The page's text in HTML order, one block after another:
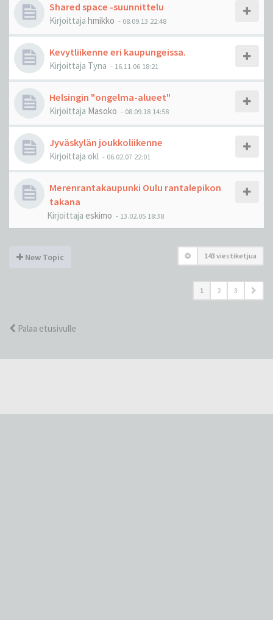
Shared space -suunnittelu
Kirjoittaja hmikko - 08.09.13 22:48
Kevytliikenne eri kaupungeissa.
Kirjoittaja Tyna - 16.11.06 18:21
Helsingin "ongelma-alueet"
Kirjoittaja Masoko - 08.09.18 14:58
Jyväskylän joukkoliikenne
Kirjoittaja okl - 06.02.07 22:01
Merenrantakaupunki Oulu rantalepikon
takana
Kirjoittaja eskimo - 13.02.05 18:38
New Topic 143 viestiketjua
1 2 3
Palaa etusivulle